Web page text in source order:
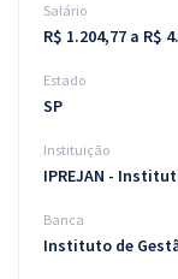
Salário
R$ 1.204,77 a R$
Estado
SP
Instituição
IPREJAN -
Banca
Instituto de